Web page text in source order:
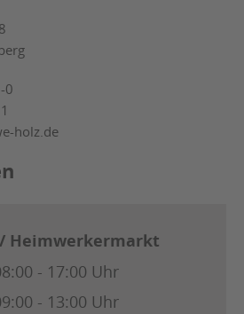
0
holz.de
Heimwerkermarkt
- 17:00 Uhr
- 13:00 Uhr